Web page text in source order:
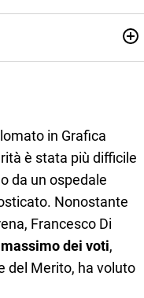
scolastico.
in Grafica
è stata più difficile
da un ospedale
Nonostante
Francesco Di
dei voti,
del Merito, ha voluto